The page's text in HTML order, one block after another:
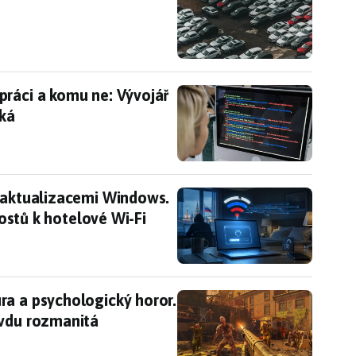
a komu ne: Vývojář Microsoftu vysvětluje, co
a komu ne: Vývojář
Windows. Ruští špioni číhají na
Windows.
k hotelové Wi-Fi
a psychologický horor. Srpnová nabídka PS
a psychologický horor.
rozmanitá